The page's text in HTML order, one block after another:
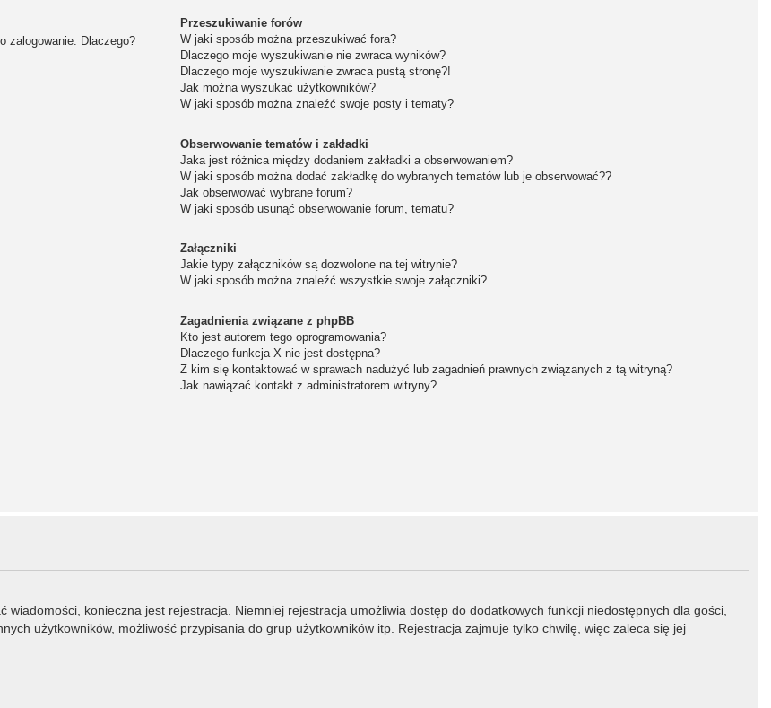
zalogowanie. Dlaczego?
Przeszukiwanie forów
W jaki sposób można przeszukiwać fora?
Dlaczego moje wyszukiwanie nie zwraca wyników?
Dlaczego moje wyszukiwanie zwraca pustą stronę?!
Jak można wyszukać użytkowników?
W jaki sposób można znaleźć swoje posty i tematy?
Obserwowanie tematów i zakładki
Jaka jest różnica między dodaniem zakładki a obserwowaniem?
W jaki sposób można dodać zakładkę do wybranych tematów lub je obserwować??
Jak obserwować wybrane forum?
W jaki sposób usunąć obserwowanie forum, tematu?
Załączniki
Jakie typy załączników są dozwolone na tej witrynie?
W jaki sposób można znaleźć wszystkie swoje załączniki?
Zagadnienia związane z phpBB
Kto jest autorem tego oprogramowania?
Dlaczego funkcja X nie jest dostępna?
Z kim się kontaktować w sprawach nadużyć lub zagadnień prawnych związanych z tą witryną?
Jak nawiązać kontakt z administratorem witryny?
konieczna jest rejestracja. Niemniej rejestracja umożliwia dostęp do dodatkowych funkcji niedostępnych dla gości,
użytkowników, możliwość przypisania do grup użytkowników itp. Rejestracja zajmuje tylko chwilę, więc zaleca się jej